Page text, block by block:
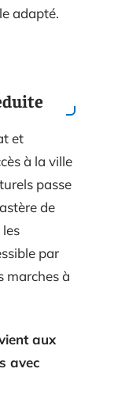
adapté.
et
à la ville
passe
de
par
marches à
aux
avec